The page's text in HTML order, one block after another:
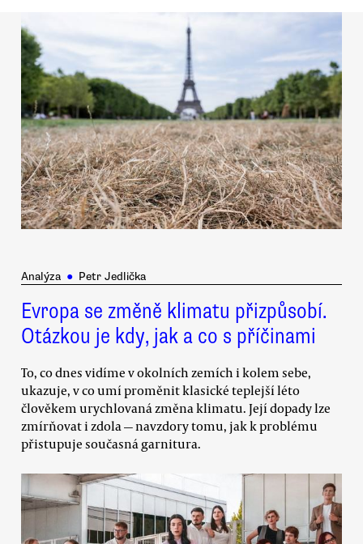
Analýza ● Petr Jedlička
Evropa se změně klimatu přizpůsobí.
Otázkou je kdy, jak a co s příčinami
To, co dnes vidíme v okolních zemích i kolem sebe,
ukazuje, v co umí proměnit klasické teplejší léto
člověkem urychlovaná změna klimatu. Její dopady lze
zmírňovat i zdola — navzdory tomu, jak k problému
přistupuje současná garnitura.